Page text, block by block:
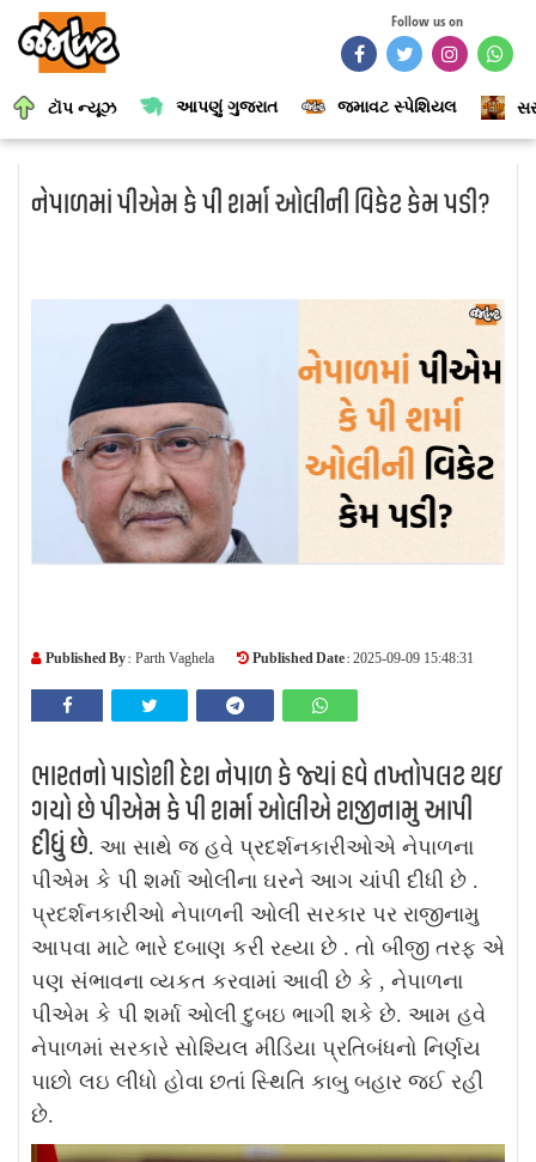
Follow us on
ટૉપ ન્યૂઝ આપણું ગુજરાત જમાવટ સ્પેશિયલ
નેપાળમાં પીએમ કે પી શર્મા ઓલીની વિકેટ કેમ પડી?
Published By : Parth Vaghela Published Date : 2025-09-09 15:48:31
ભારતનો પાડોશી દેશ નેપાળ કે જ્યાં હવે તખ્તોપલટ થઇ
ગયો છે પીએમ કે પી શર્મા ઓલીએ રાજીનામુ આપી
દીધું છે. આ સાથે જ હવે પ્રદર્શનકારીઓએ નેપાળના
પીએમ કે પી શર્મા ઓલીના ઘરને આગ ચાંપી દીધી છે .
પ્રદર્શનકારીઓ નેપાળની ઓલી સરકાર પર રાજીનામુ
આપવા માટે ભારે દબાણ કરી રહ્યા છે . તો બીજી તરફ એ
પણ સંભાવના વ્યકત કરવામાં આવી છે કે , નેપાળના
પીએમ કે પી શર્મા ઓલી દુબઇ ભાગી શકે છે. આમ હવે
નેપાળમાં સરકારે સોશ્યિલ મીડિયા પ્રતિબંધનો નિર્ણય
પાછો લઇ લીધો હોવા છતાં સ્થિતિ કાબુ બહાર જઈ રહી
છે.